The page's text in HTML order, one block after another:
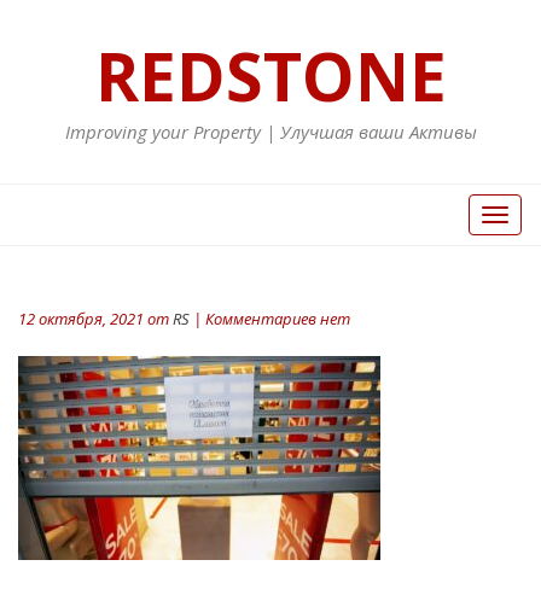
REDSTONE
Improving your Property | Улучшая ваши Активы
Вкл/
Выкл
12 октября, 2021 отRS | Комментариев нет